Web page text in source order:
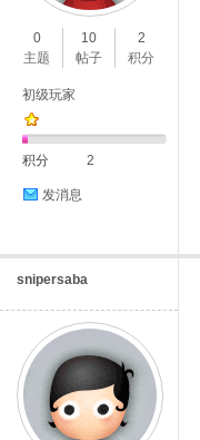
0
主题
10
帖子
2
积分
初级玩家
积分 2
发消息
snipersaba